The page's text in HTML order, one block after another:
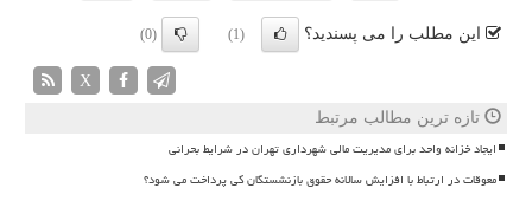
این مطلب را می پسندید؟ (1)
(0)
X
تازه ترین مطالب مرتبط
ایجاد خزانه واحد برای مدیریت مالی شهرداری تهران در شرایط بحرانی
معوقات در ارتباط با افزایش سالانه حقوق بازنشستگان کی پرداخت می شود؟